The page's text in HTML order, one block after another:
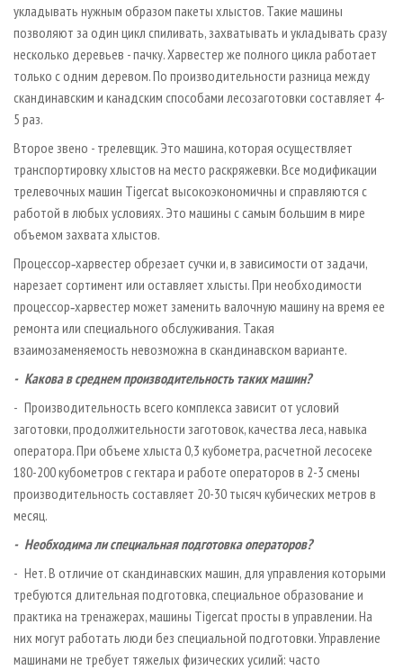
укладывать нужным образом пакеты хлыстов. Такие машины
позволяют за один цикл спиливать, захватывать и укладывать сразу
несколько деревьев - пачку. Харвестер же полного цикла работает
только с одним деревом. По производительности разница между
скандинавским и канадским способами лесозаготовки составляет 4-
5 раз.
Второе звено - трелевщик. Это машина, которая осуществляет
транспортировку хлыстов на место раскряжевки. Все модификации
трелевочных машин Tigercat высокоэкономичны и справляются с
работой в любых условиях. Это машины с самым большим в мире
объемом захвата хлыстов.
Процессор‑харвестер обрезает сучки и, в зависимости от задачи,
нарезает сортимент или оставляет хлысты. При необходимости
процессор‑харвестер может заменить валочную машину на время ее
ремонта или специального обслуживания. Такая
взаимозаменяемость невозможна в скандинавском варианте.
- Какова в среднем производительность таких машин?
- Производительность всего комплекса зависит от условий
заготовки, продолжительности заготовок, качества леса, навыка
оператора. При объеме хлыста 0,3 кубометра, расчетной лесосеке
180-200 кубометров с гектара и работе операторов в 2-3 смены
производительность составляет 20-30 тысяч кубических метров в
месяц.
- Необходима ли специальная подготовка операторов?
- Нет. В отличие от скандинавских машин, для управления которыми
требуются длительная подготовка, специальное образование и
практика на тренажерах, машины Tigercat просты в управлении. На
них могут работать люди без специальной подготовки. Управление
машинами не требует тяжелых физических усилий: часто